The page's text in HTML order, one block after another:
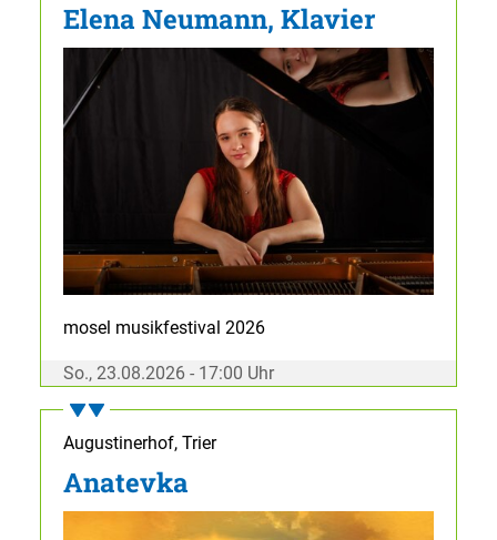
Elena Neumann, Klavier
mosel musikfestival 2026
So., 23.08.2026 - 17:00 Uhr
Augustinerhof, Trier
Anatevka